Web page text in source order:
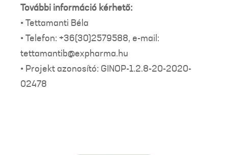
További információ kérhető:
• Tettamanti Béla
• Telefon: +36(30)2579588, e-mail:
tettamantib@expharma.hu
• Projekt azonosító: GINOP-1.2.8-20-2020-
02478